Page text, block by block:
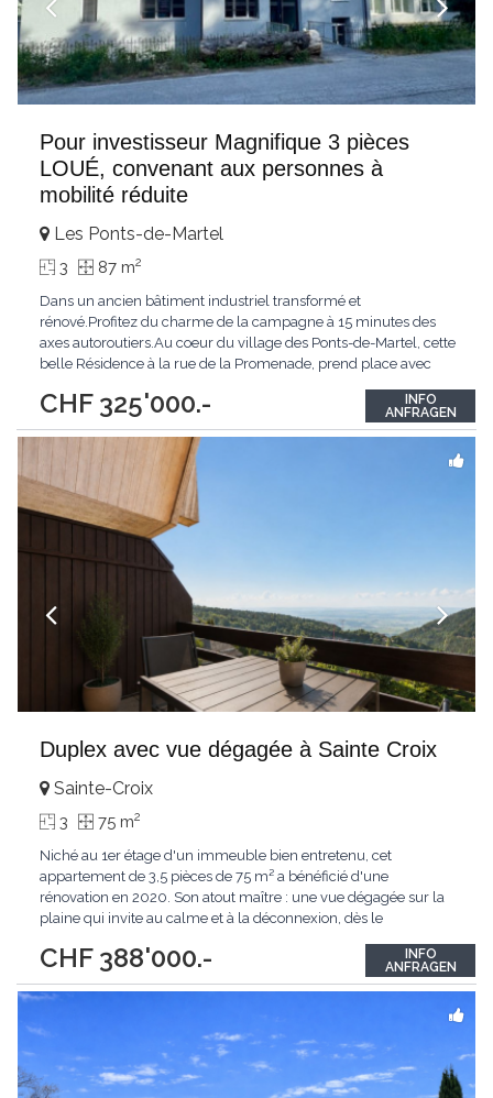
Pour investisseur Magnifique 3 pièces
LOUÉ, convenant aux personnes à
mobilité réduite
CHF 325'000.-
Les Ponts-de-Martel
3 87 m2
Dans un ancien bâtiment industriel transformé et
rénové.Profitez du charme de la campagne à 15 minutes des
axes autoroutiers.Au coeur du village des Ponts-de-Martel, cette
belle Résidence à la rue de la Promenade, prend place avec
superbe vue sur le Creux-du Van, la nature, les Tourbières et les
forêts environnantes. La transformation...
INFO
ANFRAGEN
Duplex avec vue dégagée à Sainte Croix
CHF 388'000.-
Sainte-Croix
3 75 m2
Niché au 1er étage d'un immeuble bien entretenu, cet
appartement de 3,5 pièces de 75 m² a bénéficié d'une
rénovation en 2020. Son atout maître : une vue dégagée sur la
plaine qui invite au calme et à la déconnexion, dès le
duplexCommune : 1450 Sainte-Croix (VD) Surface habitable : 75
m² Nombre de pièces : 3,5 pièces Étage...
INFO
ANFRAGEN